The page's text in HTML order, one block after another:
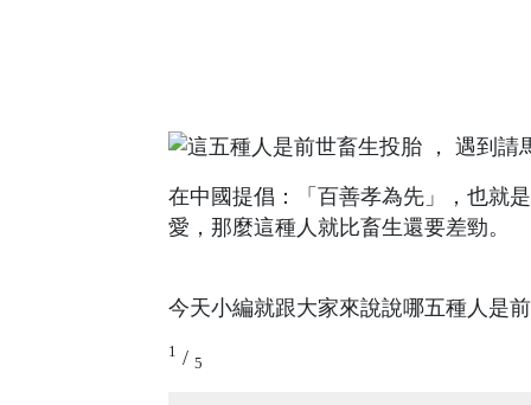
在中國提倡：「百善孝為先」，也就
愛，那麼這種人就比畜生還要差勁。
今天小編就跟大家來說說哪五種人是
1 / 5